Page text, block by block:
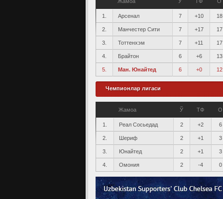
1. Арсенал 7 +10 18
2. Манчестер Сити 7 +17 17
3. Тоттенхэм 7 +11 17
4. Брайтон 6 +6 13
5. Ман. Юнайтед 6 +0 12
Чемпионлар лигаси
Жамоа Ў ТФ О
1. Реал Сосьедад 2 +2 6
2. Шериф 2 +1 3
3. Юнайтед 2 +1 3
4. Омония 2 -4 0